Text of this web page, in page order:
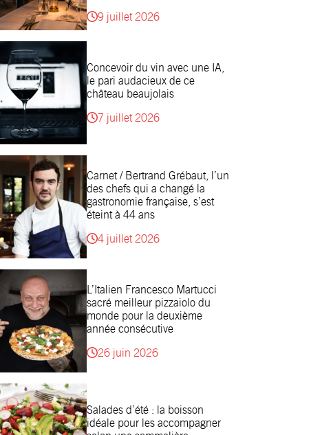
9 juillet 2026
Concevoir du vin avec une IA,
le pari audacieux de ce
château beaujolais
7 juillet 2026
Carnet / Bertrand Grébaut, l’un
des chefs qui a changé la
gastronomie française, s’est
éteint à 44 ans
4 juillet 2026
L’Italien Francesco Martucci
sacré meilleur pizzaiolo du
monde pour la deuxième
année consécutive
26 juin 2026
Salades d’été : la boisson
idéale pour les accompagner